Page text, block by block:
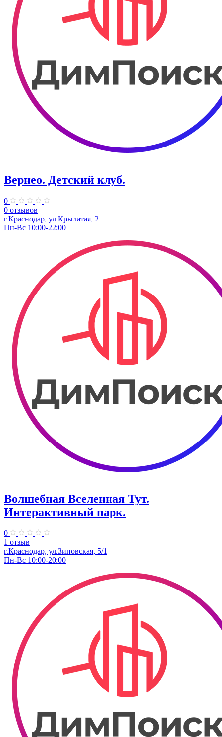
Вернео. Детский клуб.
0
0 отзывов
г.Краснодар, ул.Крылатая, 2
Пн-Вс 10:00-22:00
Волшебная Вселенная Тут.
Интерактивный парк.
0
1 отзыв
г.Краснодар, ул.Зиповская, 5/1
Пн-Вс 10:00-20:00